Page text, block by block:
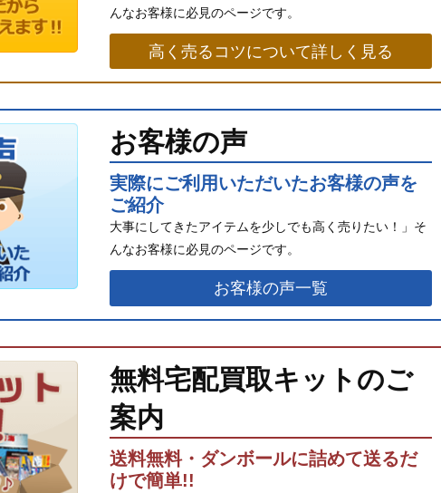
んなお客様に必見のページです。
高く売るコツについて詳しく見る
お客様の声
実際にご利用いただいたお客様の声を
ご紹介
大事にしてきたアイテムを少しでも高く売りたい！」そ
んなお客様に必見のページです。
お客様の声一覧
無料宅配買取キットのご
案内
送料無料・ダンボールに詰めて送るだ
けで簡単!!